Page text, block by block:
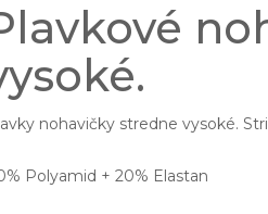
nohavičky stredne vysoké.
Polyamid + 20% Elastan